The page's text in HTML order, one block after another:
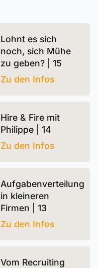
Lohnt es sich
noch, sich Mühe
zu geben? | 15
Zu den Infos
Hire & Fire mit
Philippe | 14
Zu den Infos
Aufgabenverteilung
in kleineren
Firmen | 13
Zu den Infos
Vom Recruiting